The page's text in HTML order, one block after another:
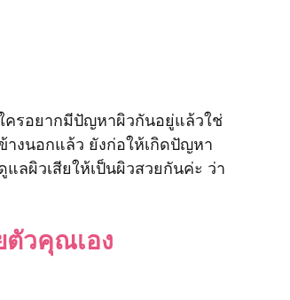
ครอยากมีปัญหาผิวกันอยู่แล้วใช่
งนอกแล้ว ยังก่อให้เกิดปัญหา
ลผิวเสียให้เป็นผิวสวยกันค่ะ ว่า
ตัวคุณเอง